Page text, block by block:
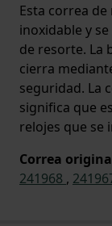
Esta correa
inoxidable y
de resorte. La
cierra
seguridad. La
significa que
relojes que se
Correa
241968 ,